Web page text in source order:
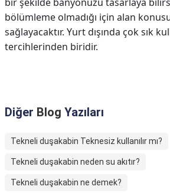
bölümleme olmadığı için alan
sağlayacaktır. Yurt dışında çok sık
tercihlerinden biridir.
Diğer Blog Yazıları
Tekneli duşakabin Teknesiz kullanılır mı?
Tekneli duşakabin neden su akıtır?
Tekneli duşakabin ne demek?